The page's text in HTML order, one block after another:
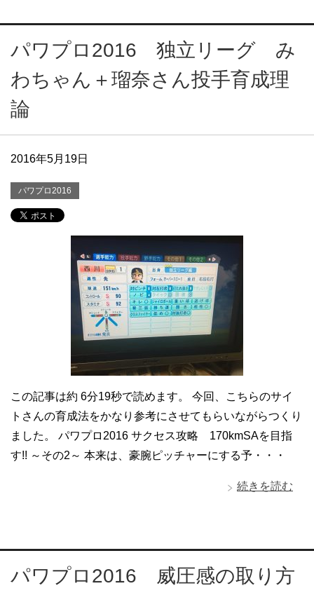
パワプロ2016 独立リーグ み
わちゃん＋瑠奈さん投手育成理
論
2016年5月19日
パワプロ2016
この記事は約 6分19秒で読めます。 今回、こちらのサイ
トさんの育成法をかなり参考にさせてもらいながらつくり
ました。 パワプロ2016 サクセス攻略 170kmSAを目指
す!! ～その2～ 本来は、豪腕ピッチャーにする予・・・
続きを読む
パワプロ2016 威圧感の取り方